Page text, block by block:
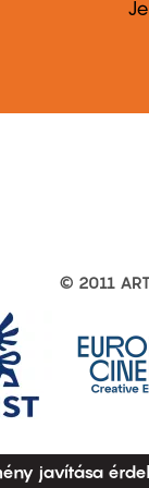
© 2011
javítása